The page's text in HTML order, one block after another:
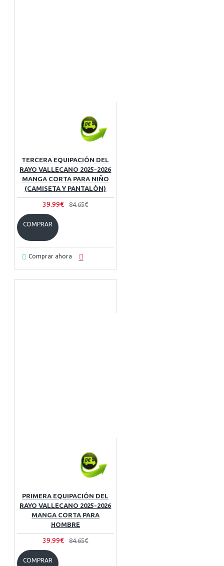
TERCERA EQUIPACIÓN DEL
RAYO VALLECANO 2025-2026
MANGA CORTA PARA NIÑO
(CAMISETA Y PANTALÓN)
39.99€ 84.65€
COMPRAR
Comprar ahora
PRIMERA EQUIPACIÓN DEL
RAYO VALLECANO 2025-2026
MANGA CORTA PARA
HOMBRE
39.99€ 84.65€
COMPRAR